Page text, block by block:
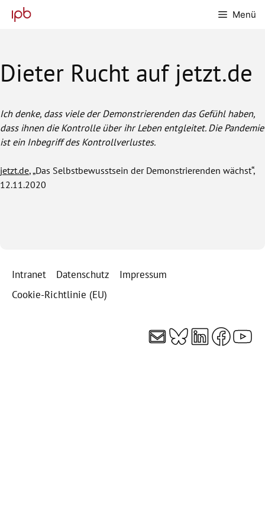
Inhalt
Menü
Dieter Rucht auf jetzt.de
Ich denke, dass viele der Demonstrierenden das Gefühl haben,
dass ihnen die Kontrolle über ihr Leben entgleitet. Die Pandemie
ist ein Inbegriff des Kontrollverlustes.
jetzt.de, „Das Selbstbewusstsein der Demonstrierenden wächst“,
12.11.2020
Intranet Datenschutz
Impressum
Cookie-Richtlinie (EU)
E-MailBluesky